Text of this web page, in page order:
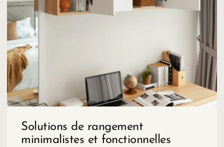
Solutions de rangement
minimalistes et fonctionnelles